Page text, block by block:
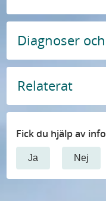
Diagnoser
Relaterat
Fick du hjälp av
Ja Nej